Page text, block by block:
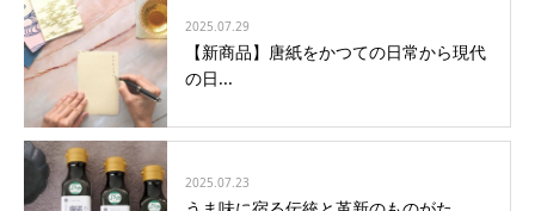
2025.07.29
【新商品】唐紙をかつての日常から現代
の日...
2025.07.23